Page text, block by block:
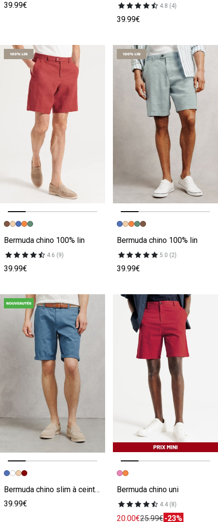
39.99€
4.8 (4)
39.99€
Image précédente
Image suivante
Bermuda chino 100% lin
4.6 (9)
39.99€
Image précédente
Image suivante
Bermuda chino 100% lin
5.0 (2)
39.99€
Image précédente
Image suivante
Bermuda chino slim à ceinture uni
39.99€
Image précédente
Image suivante
Bermuda chino uni
4.4 (8)
20.00€25.99€-23%